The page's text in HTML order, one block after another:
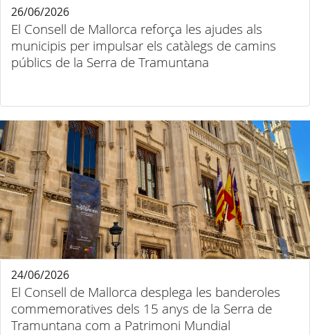
El Consell de Mallorca reforça les ajudes als
municipis per impulsar els catàlegs de camins
públics de la Serra de Tramuntana
26/06/2026
El Consell de Mallorca desplega les banderoles
commemoratives dels 15 anys de la Serra de
Tramuntana com a Patrimoni Mundial
24/06/2026